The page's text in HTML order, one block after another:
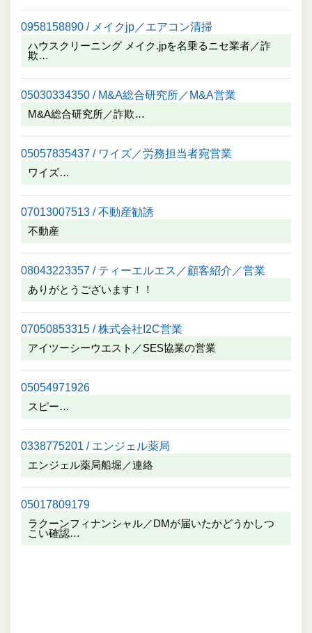
0958158890 / メイクjp／エアコン清掃
ハウスクリーニング メイク.jpを名乗るニセ業者／詐
欺…
05030334350 / M&A総合研究所／M&A営業
M&A総合研究所／詐欺…
05057835437 / ワイズ／労務担当者宛営業
ワイズ…
07013007513 / 不動産勧誘
不動産
08043223357 / ティーエルエス／顧客紹介／営業
ありがとうございます！！
07050853315 / 株式会社I2C営業
アイツーシーウエスト／SES協業の営業
05054971926
スピー…
0338775201 / エンジェル薬局
エンジェル薬局船堀／連絡
05017809179
ラクーンフィナンシャル／DMが届いたかどうかしつ
こい確認…